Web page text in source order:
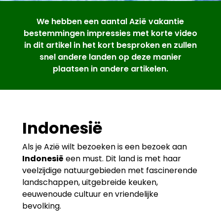
We hebben een aantal Azië vakantie
bestemmingen impressies met korte video
in dit artikel in het kort besproken en zullen
snel andere landen op deze manier
plaatsen in andere artikelen.
Indonesië
Als je Azië wilt bezoeken is een bezoek aan
Indonesië een must. Dit land is met haar
veelzijdige natuurgebieden met fascinerende
landschappen, uitgebreide keuken,
eeuwenoude cultuur en vriendelijke
bevolking.